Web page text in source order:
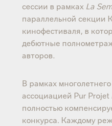
сессии в рамках La
параллельной секции
кинофестиваля, в
дебютные
авторов.
В рамках
ассоциацией Pur Projet
полностью
конкурса. Каждому